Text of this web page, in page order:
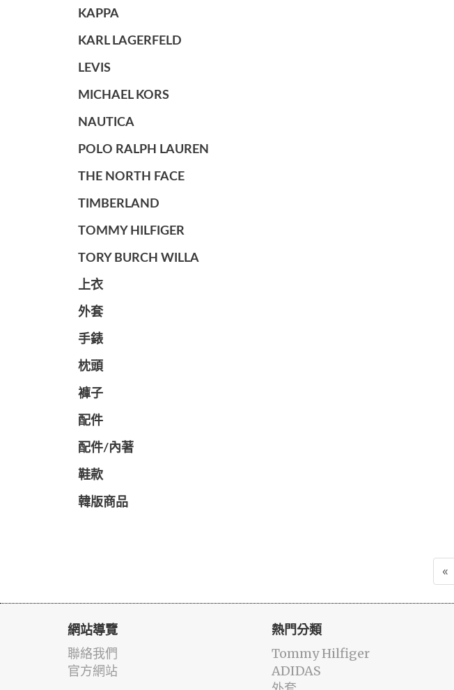
KAPPA
KARL LAGERFELD
LEVIS
MICHAEL KORS
NAUTICA
POLO RALPH LAUREN
THE NORTH FACE
TIMBERLAND
TOMMY HILFIGER
TORY BURCH WILLA
上衣
外套
手錶
枕頭
褲子
配件
配件/內著
鞋款
韓版商品
«
網站導覽
聯絡我們
官方網站
熱門分類
Tommy Hilfiger
ADIDAS